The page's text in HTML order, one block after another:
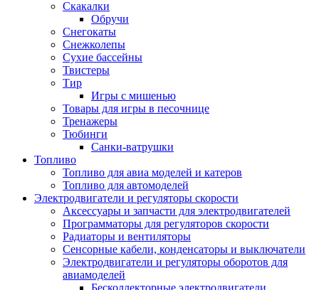
Скакалки
Обручи
Снегокаты
Снежколепы
Сухие бассейны
Твистеры
Тир
Игры с мишенью
Товары для игры в песочнице
Тренажеры
Тюбинги
Санки-ватрушки
Топливо
Топливо для авиа моделей и катеров
Топливо для автомоделей
Электродвигатели и регуляторы скорости
Аксессуары и запчасти для электродвигателей
Программаторы для регуляторов скорости
Радиаторы и вентиляторы
Сенсорные кабели, конденсаторы и выключатели
Электродвигатели и регуляторы оборотов для
авиамоделей
Бесколлекторные электродвигатели